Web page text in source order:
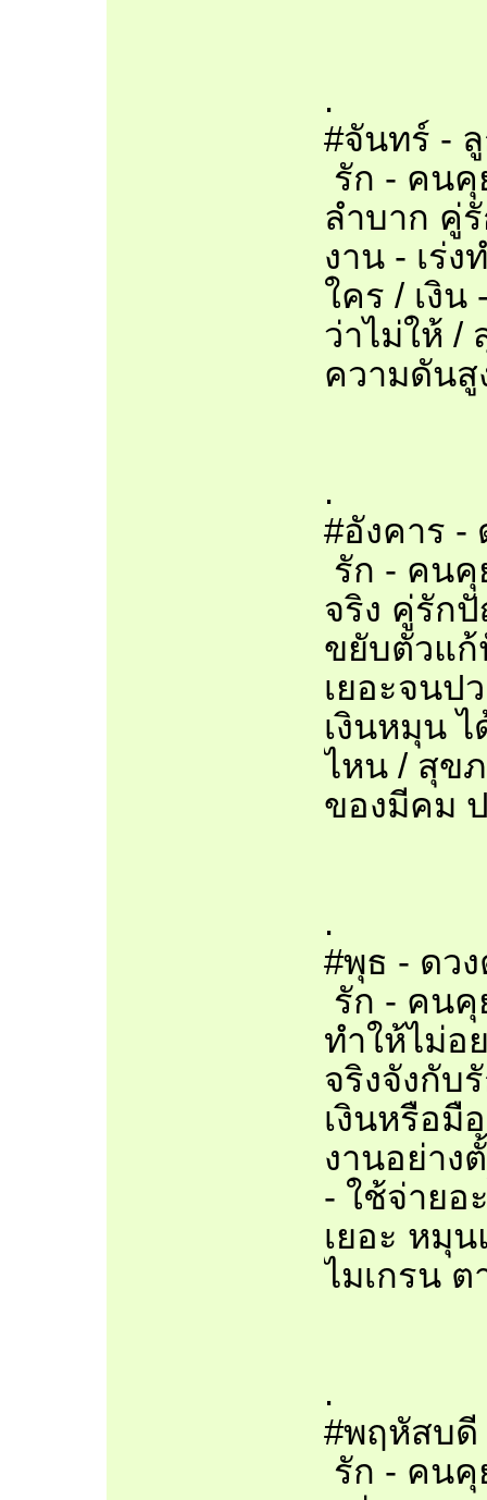
.
#จันทร์ -
รัก - คน
ลำบาก คู่
งาน - เร่
ใคร / เงิ
ว่าไม่ให้ /
ความดันสู
.
#อังคาร -
รัก - คนคุ
จริง คู่รัก
ขยับตัวแก้
เยอะจนป
เงินหมุน
ไหน / สุข
ของมีคม
.
#พุธ - ดว
รัก - คน
ทำให้ไม่อ
จริงจังกับ
เงินหรือมื
งานอย่าง
- ใช้จ่ายอ
เยอะ หมุ
ไมเกรน
.
#พฤหัสบ
รัก - คนคุ